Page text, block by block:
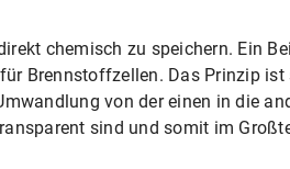
chemisch zu speichern. Ein
Brennstoffzellen. Das Prinzip ist
von der einen in die
sind und somit im